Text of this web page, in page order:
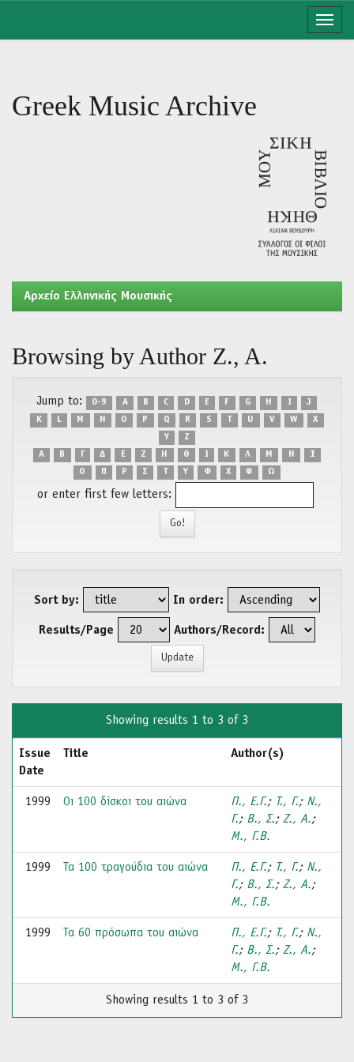
Greek Music Archive
Aρχείο Ελληνικής Μουσικής
Browsing by Author Ζ., Α.
Jump to: 0-9 A B C D E F G H I
J
K
L M N O P Q R S T U V W
X
Y
Z
Α
Β Γ Δ Ε Ζ Η Θ Ι Κ Λ Μ Ν
Ξ
Ο
Π Ρ Σ Τ Υ Φ Χ Ψ Ω
or enter first few letters:
Sort by: In order:
Results/Page Authors/Record:
Showing results 1 to 3 of 3
Issue
Date
Title Author(s)
1999 Οι 100 δίσκοι του αιώνα Π., Ε.Γ.; Τ., Γ.; Ν.,
Γ.; Β., Σ.; Ζ., Α.;
Μ., Γ.Β.
1999 Τα 100 τραγούδια του αιώνα Π., Ε.Γ.; Τ., Γ.; Ν.,
Γ.; Β., Σ.; Ζ., Α.;
Μ., Γ.Β.
1999 Τα 60 πρόσωπα του αιώνα Π., Ε.Γ.; Τ., Γ.; Ν.,
Γ.; Β., Σ.; Ζ., Α.;
Μ., Γ.Β.
Showing results 1 to 3 of 3